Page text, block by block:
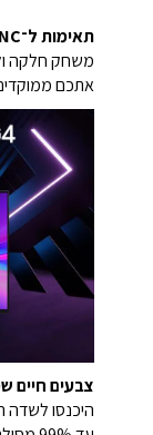
תאימות ל־G-SYNC® ול־FreeSync™
משחק חלקה
אתכם
צבעים חיים